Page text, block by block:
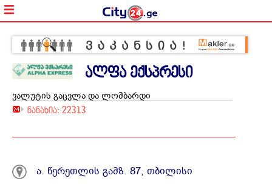
ალფა ექსპრესი
ვალუტის გაცვლა და ლომბარდი
ნანახია: 22313
ა. წერეთლის გამზ. 87, თბილისი